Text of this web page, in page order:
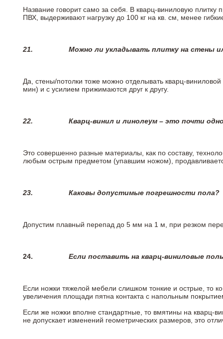
Название говорит само за себя. В кварц-виниловую
ПВХ, выдерживают нагрузку до 100 кг на кв. см, менее
21. Можно ли укладывать плитку на стены
Да, стены/потолки тоже можно отделывать кварц-
мин) и с усилием прижимаются друг к другу.
22. Кварц-винил и линолеум – это почти
Это совершенно разные материалы, как по составу,
любым острым предметом (упавшим ножом),
23. Каковы допустимые погрешности пола?
Допустим плавный перепад до 5 мм на 1 м, при резком
24. Если поставить на кварц-виниловые
Если ножки тяжелой мебели слишком тонкие и острые, то
увеличения площади пятна контакта с напольным
Если же ножки вполне стандартные, то вмятины на кварц-
не допускает изменений геометрических размеров, это